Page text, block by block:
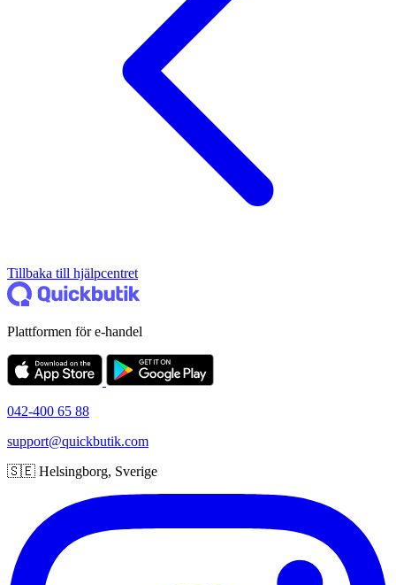
Tillbaka till hjälpcentret
Plattformen för e-handel
042-400 65 88
support@quickbutik.com
🇸🇪 Helsingborg, Sverige